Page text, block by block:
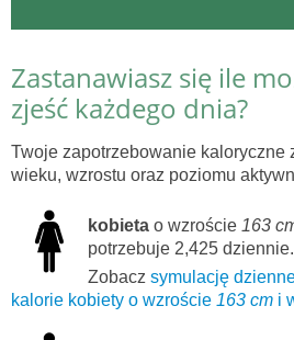
Zastanawiasz się ile
zjeść każdego dnia?
Twoje zapotrzebowanie kaloryczne
wieku, wzrostu oraz poziomu
kobieta o wzroście 163
potrzebuje 2,425 dziennie.
Zobacz symulację
kalorie kobiety o wzroście 163 cm i